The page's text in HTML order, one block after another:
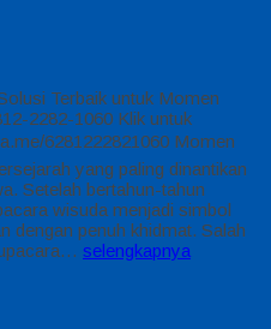
Terbaik untuk Momen
2282-1060 Klik untuk
6281222821060 Momen
yang paling dinantikan
Setelah bertahun-tahun
wisuda menjadi simbol
dengan penuh khidmat. Salah
selengkapnya